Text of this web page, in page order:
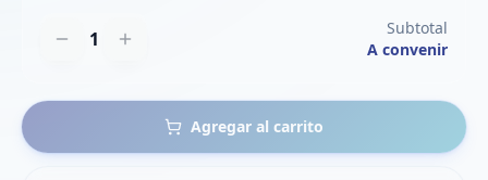
1
Subtotal
A convenir
Agregar al carrito